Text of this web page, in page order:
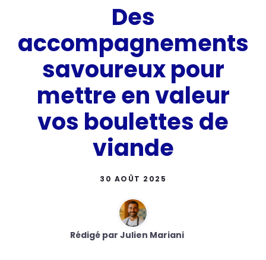
Des
accompagnements
savoureux pour
mettre en valeur
vos boulettes de
viande
30 AOÛT 2025
Rédigé par Julien Mariani